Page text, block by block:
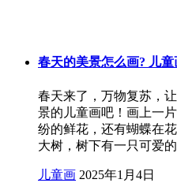
春天的美景怎么画? 儿童
春天来了，万物复苏，
景的儿童画吧！画上一
纷的鲜花，还有蝴蝶在
大树，树下有一只可爱
儿童画 2025年1月4日